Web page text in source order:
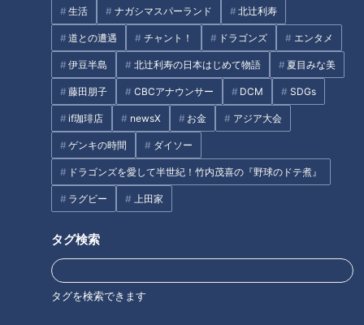
生活 ナガシマスパーランド 北辻利寿
道との遭遇 チャント！ ドラゴンズ エンタメ
伊豆半島 北辻利寿の日本はじめて物語 夏目みな美
藤田朋子 CBCアナウンサー DCM SDGs
if珈琲店 newsX お金 アジア大会
ゲンキの時間 ダイソー
ドラゴンズを愛して半世紀！竹内茂喜の『野球のドテ煮』
ラグビー 上田家
タグ検索
タグを検索できます
（ひいろ）」
ラーメン数珠つなぎ第十三弾！
塩の一杯に、職人の技が宿る
「らぁ麺や 汐そば 雫」
愛知・知多市岡田の愛されフー
ド『岡田かつ丼』を調査！卵を